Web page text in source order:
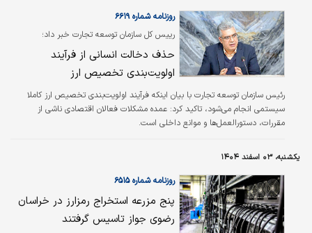
رییس کل سازمان توسعه تجارت خبر داد؛
روزنامه شماره ۶۶۱۹
حذف دخالت انسانی از فرآیند
اولویت‌بندی تخصیص ارز
رئیس سازمان توسعه تجارت با بیان اینکه فرآیند اولویت‌بندی تخصیص ارز کاملا
سیستمی انجام می‌شود، تاکید کرد: عمده مشکلات فعالان اقتصادی ناشی از
مقررات، دستورالعمل‌ها و موانع داخلی است.
یکشنبه، ۰۳ اسفند ۱۴۰۴
روزنامه شماره ۶۵۱۵
پنج مزرعه استخراج رمزارز در خراسان
رضوی جواز تاسیس گرفتند